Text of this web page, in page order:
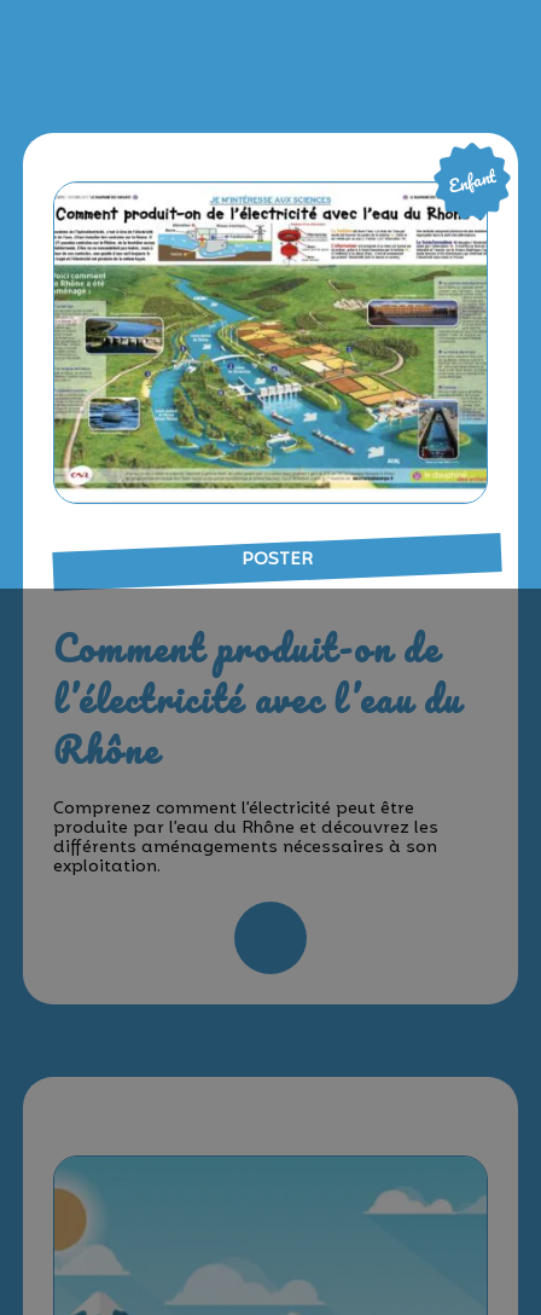
Enfant
POSTER
Comment produit-on de
l’électricité avec l’eau du
Rhône
Comprenez comment l’électricité peut être
produite par l’eau du Rhône et découvrez les
différents aménagements nécessaires à son
exploitation.